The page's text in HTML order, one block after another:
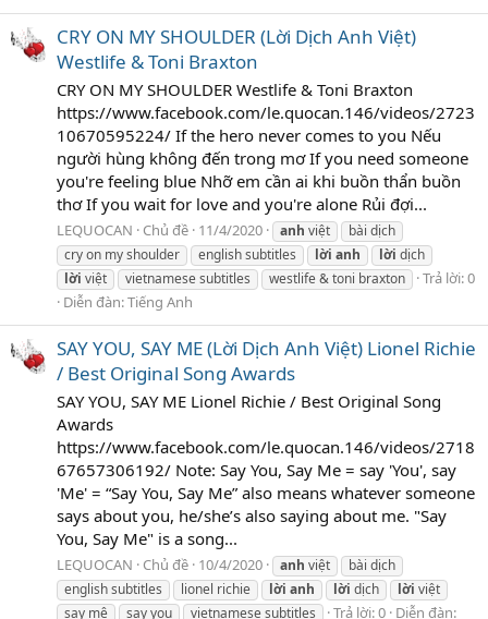
CRY ON MY SHOULDER (Lời Dịch Anh Việt)
Westlife & Toni Braxton
CRY ON MY SHOULDER Westlife & Toni Braxton
https://www.facebook.com/le.quocan.146/videos/2723
10670595224/ If the hero never comes to you Nếu
người hùng không đến trong mơ If you need someone
you're feeling blue Nhỡ em cần ai khi buồn thẩn buồn
thơ If you wait for love and you're alone Rủi đợi...
LEQUOCAN Chủ đề 11/4/2020 anh việt
bài dịch
cry on my shoulder
english subtitles lời anh lời dịch
lời việt vietnamese subtitles westlife & toni braxton
Trả lời: 0
Diễn đàn:Tiếng Anh
SAY YOU, SAY ME (Lời Dịch Anh Việt) Lionel Richie
/ Best Original Song Awards
SAY YOU, SAY ME Lionel Richie / Best Original Song
Awards
https://www.facebook.com/le.quocan.146/videos/2718
67657306192/ Note: Say You, Say Me = say 'You', say
'Me' = “Say You, Say Me” also means whatever someone
says about you, he/she’s also saying about me. "Say
You, Say Me" is a song...
LEQUOCAN Chủ đề 10/4/2020 anh việt
bài dịch
english subtitles
lionel richie lời anh lời dịch lời việt
say mê
say you vietnamese subtitles Trả lời: 0 Diễn đàn: